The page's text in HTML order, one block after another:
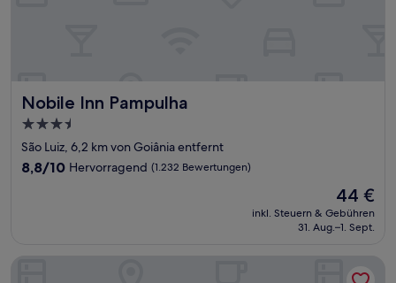
Nobile Inn Pampulha
Nobile Inn Pampulha
3.5-
Sterne-
Unterkunft
São Luiz, 6,2 km von Goiânia entfernt
8.8
8,8/10 Hervorragend (1.232 Bewertungen)
Der
Preis
beträgt
44 €
inkl. Steuern & Gebühren
31. Aug.–1. Sept.